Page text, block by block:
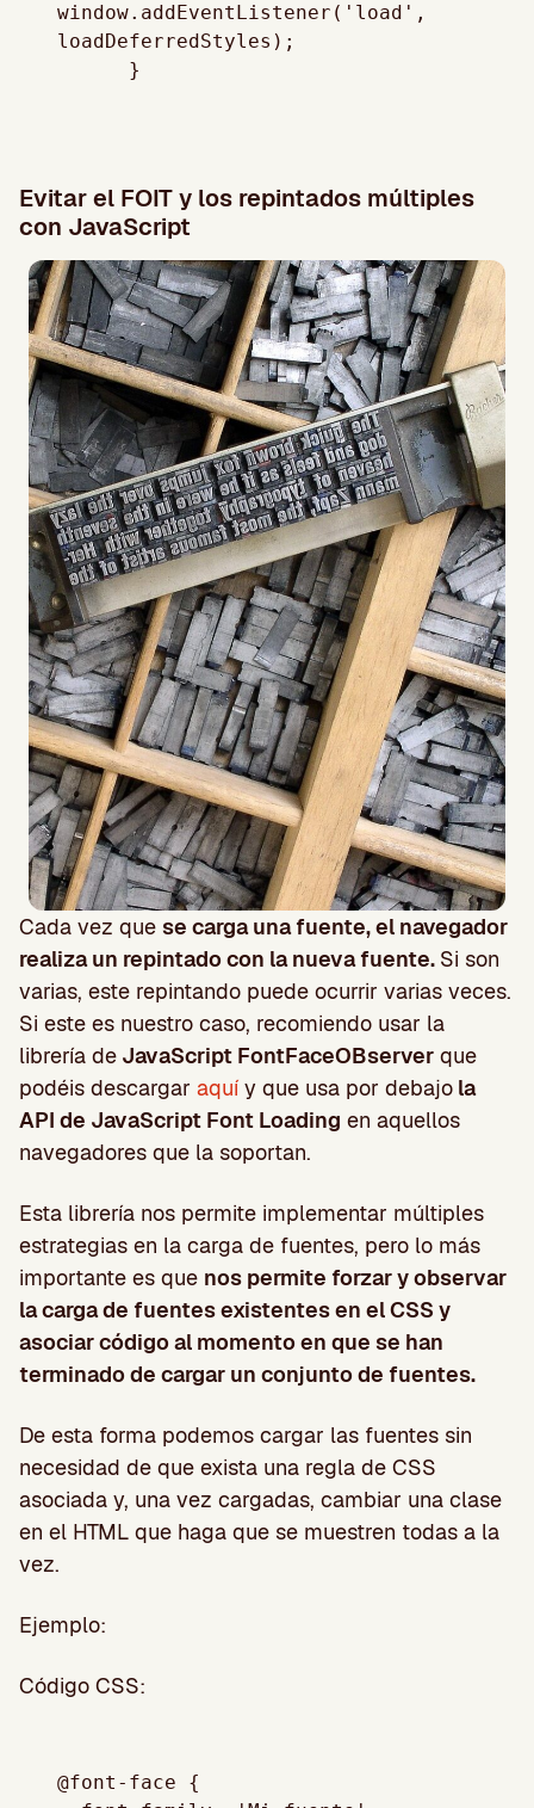
window.addEventListener('load',
loadDeferredStyles);
Evitar el FOIT y los repintados múltiples
con JavaScript
Cada vez que se carga una fuente, el navegador
realiza un repintado con la nueva fuente. Si son
varias, este repintando puede ocurrir varias veces.
Si este es nuestro caso, recomiendo usar la
librería de JavaScript FontFaceOBserver que
podéis descargar aquí y que usa por debajo la
API de JavaScript Font Loading en aquellos
navegadores que la soportan.
Esta librería nos permite implementar múltiples
estrategias en la carga de fuentes, pero lo más
importante es que nos permite forzar y observar
la carga de fuentes existentes en el CSS y
asociar código al momento en que se han
terminado de cargar un conjunto de fuentes.
De esta forma podemos cargar las fuentes sin
necesidad de que exista una regla de CSS
asociada y, una vez cargadas, cambiar una clase
en el HTML que haga que se muestren todas a la
vez.
Ejemplo:
Código CSS:
@font-face {